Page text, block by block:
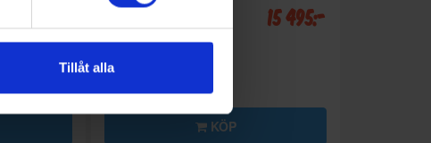
Tillåt alla
PRODUKTBLAD
Nej
15 495:-
KÖP